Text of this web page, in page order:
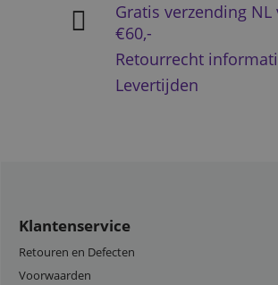
Gratis verzending NL
€60,-
Retourrecht
Levertijden
Klantenservice
Retouren en Defecten
Voorwaarden